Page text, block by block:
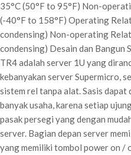
35°C (50°F to 95°F) Non-
(-40°F to 158°F) Operating
condensing) Non-operating
condensing) Desain dan Bangun
TR4 adalah server 1U yang
kebanyakan server Supermicro,
sistem rel tanpa alat. Sasis dapat
banyak usaha, karena setiap
pasak persegi yang dengan
server. Bagian depan server
yang memiliki tombol power on /